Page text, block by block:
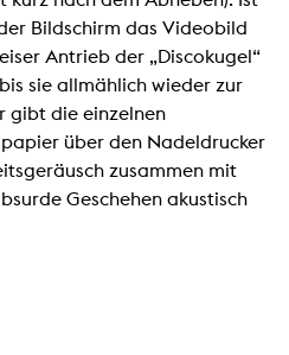
Bildschirm das Videobild
Antrieb der „Discokugel“
sie allmählich wieder zur
gibt die einzelnen
über den Nadeldrucker
zusammen mit
Geschehen akustisch